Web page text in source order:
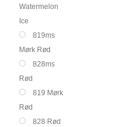
Watermelon
Ice
819ms
Mørk Rød
828ms
Rød
819 Mørk
Rød
828 Rød